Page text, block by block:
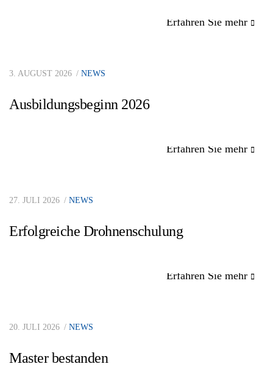
Erfahren Sie mehr
3. AUGUST 2026 NEWS
Ausbildungsbeginn 2026
Erfahren Sie mehr
27. JULI 2026 NEWS
Erfolgreiche Drohnenschulung
Erfahren Sie mehr
20. JULI 2026 NEWS
Master bestanden